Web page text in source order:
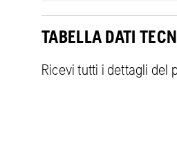
TABELLA DATI
Ricevi tutti i dettagli del